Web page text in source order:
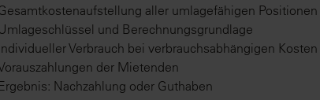
aller umlagefähigen Positionen
und Berechnungsgrundlage
Individueller Verbrauch bei verbrauchsabhängigen Kosten
der Mietenden
Ergebnis: Nachzahlung oder Guthaben